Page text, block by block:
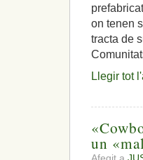
on tenen
tracta de
Llegir tot
un
Afegit a